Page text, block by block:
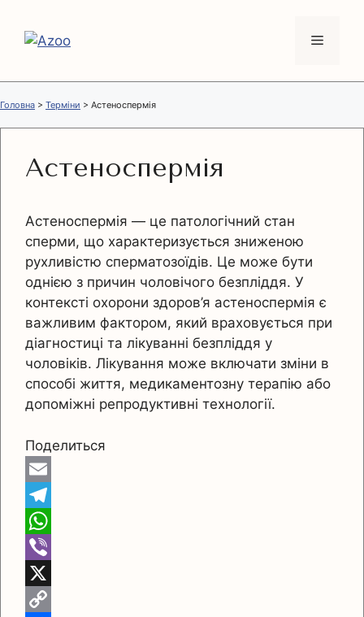
вмісту
Меню
Головна > Терміни > Астеноспермія
Астеноспермія
Астеноспермія — це патологічний стан
сперми, що характеризується зниженою
рухливістю сперматозоїдів. Це може бути
однією з причин чоловічого безпліддя. У
контексті охорони здоров’я астеноспермія є
важливим фактором, який враховується при
діагностиці та лікуванні безпліддя у
чоловіків. Лікування може включати зміни в
способі життя, медикаментозну терапію або
допоміжні репродуктивні технології.
Поделиться
E
m
a
T
e
e
W
h
a
V
X